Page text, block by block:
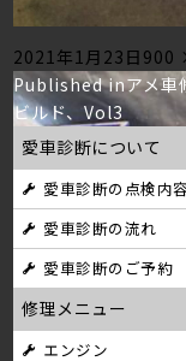
Posted
on
2021年1月23日 Full
size
900
投
稿
ナ
ビ
ゲ
ー
Published inアメ車
ビルド、Vol3
愛車診断について
愛車診断の点検内
愛車診断の流れ
愛車診断のご予約
修理メニュー
エンジン